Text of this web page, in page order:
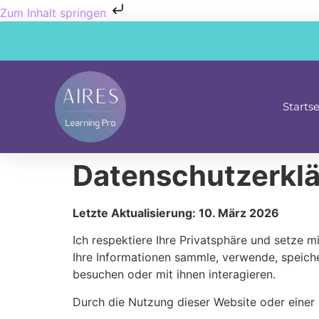
Zum Inhalt springen
Letzte Aktualisierung: 10. März 2026
Ich respektiere Ihre Privatsphäre und setze
Ihre Informationen sammle, verwende,
besuchen oder mit ihnen interagieren.
Durch die Nutzung dieser Website oder